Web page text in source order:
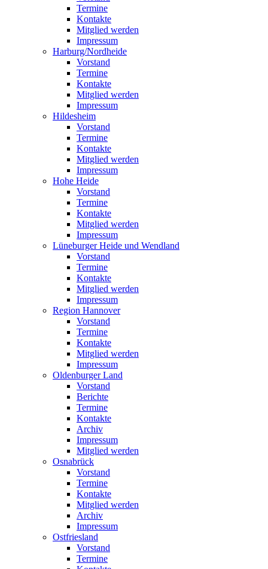
Termine
Kontakte
Mitglied werden
Impressum
Harburg/Nordheide
Vorstand
Termine
Kontakte
Mitglied werden
Impressum
Hildesheim
Vorstand
Termine
Kontakte
Mitglied werden
Impressum
Hohe Heide
Vorstand
Termine
Kontakte
Mitglied werden
Impressum
Lüneburger Heide und Wendland
Vorstand
Termine
Kontakte
Mitglied werden
Impressum
Region Hannover
Vorstand
Termine
Kontakte
Mitglied werden
Impressum
Oldenburger Land
Vorstand
Berichte
Termine
Kontakte
Archiv
Impressum
Mitglied werden
Osnabrück
Vorstand
Termine
Kontakte
Mitglied werden
Archiv
Impressum
Ostfriesland
Vorstand
Termine